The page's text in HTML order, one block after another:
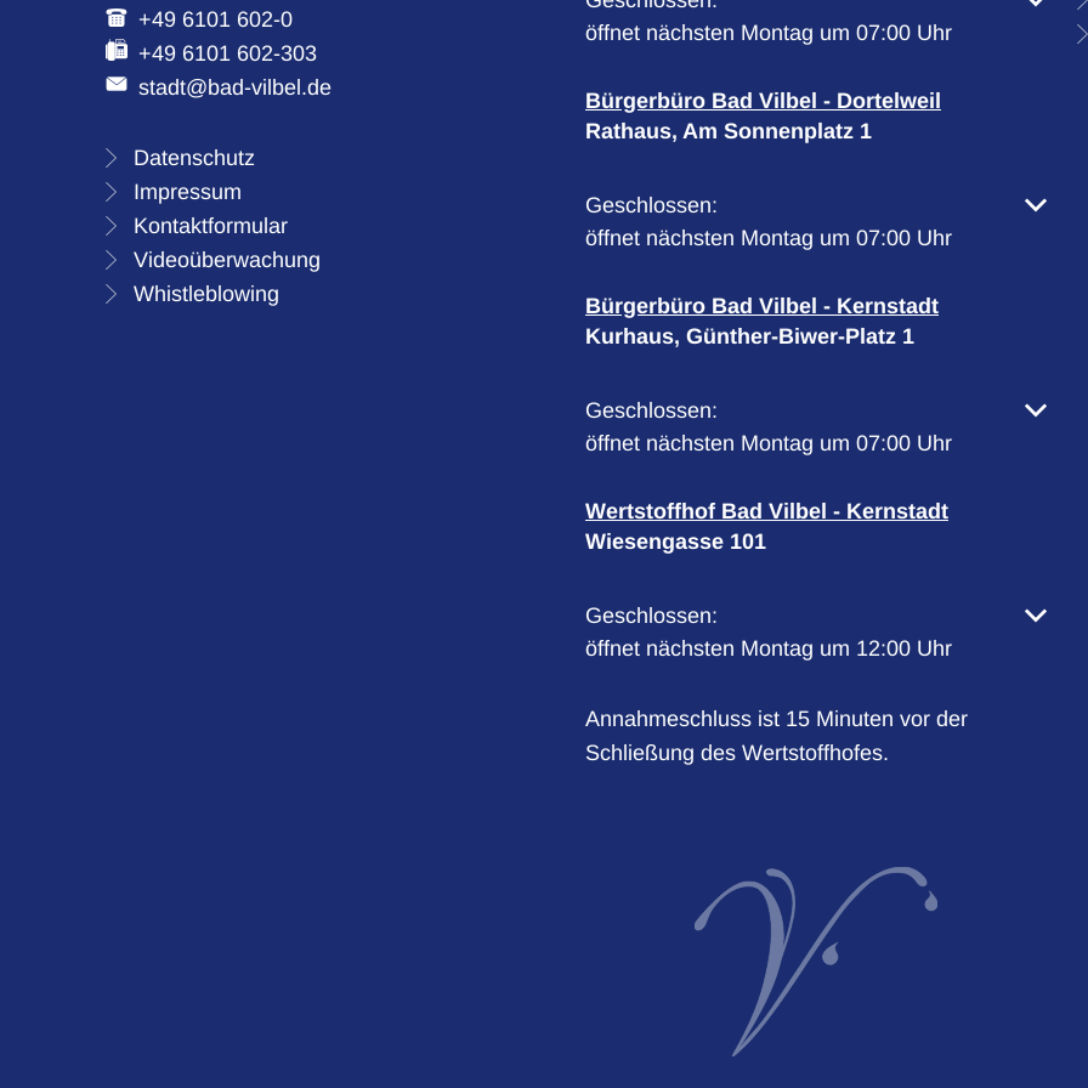
+49 6101 602-0
+49 6101 602-303
stadt@bad-vilbel.de
Datenschutz
Impressum
Kontaktformular
Videoüberwachung
Whistleblowing
öffnet nächsten Montag um 07:00 Uhr
Bürgerbüro Bad Vilbel - Dortelweil
Rathaus, Am Sonnenplatz 1
Klicken, um weitere Öffnungs- oder Schließzeiten
Geschlossen:
öffnet nächsten Montag um 07:00 Uhr
Bürgerbüro Bad Vilbel - Kernstadt
Kurhaus, Günther-Biwer-Platz 1
Klicken, um weitere Öffnungs- oder Schließzeiten
Geschlossen:
öffnet nächsten Montag um 07:00 Uhr
Wertstoffhof Bad Vilbel - Kernstadt
Wiesengasse 101
Klicken, um weitere Öffnungs- oder Schließzeiten
Geschlossen:
öffnet nächsten Montag um 12:00 Uhr
Annahmeschluss ist 15 Minuten vor der
Schließung des Wertstoffhofes.